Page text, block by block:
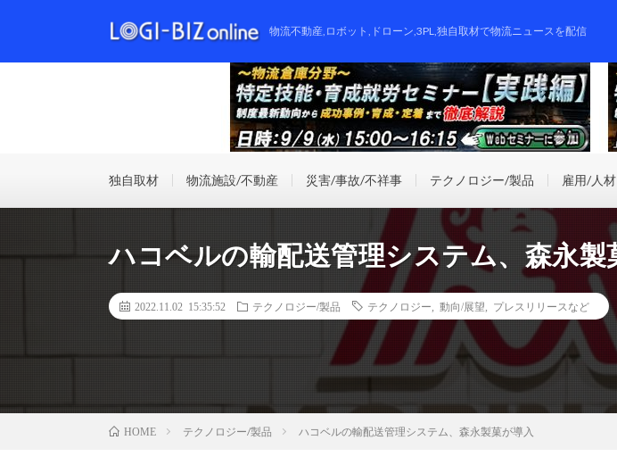
物流不動産,ロボット,ドローン,3PL,独自取材で物流ニュースを配信
独自取材 物流施設/不動産 災害/事故/不祥事 テクノロジー/製品 雇用/人材
ハコベルの輸配送管理システム、森永製
2022.11.02 15:35:52 テクノロジー/製品 テクノロジー 動向/展望 プレスリリースなど
HOME テクノロジー/製品 ハコベルの輸配送管理システム、森永製菓が導入